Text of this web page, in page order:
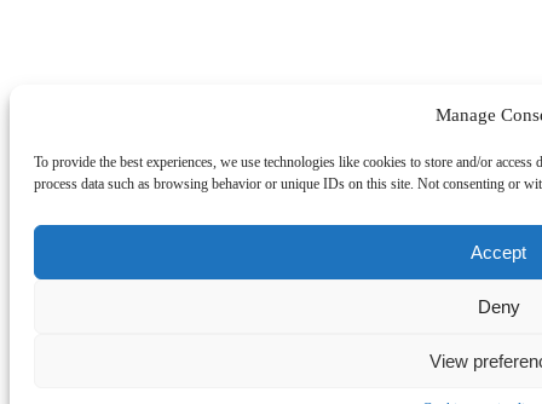
Manage
To provide the best experiences, we use technologies like cookies to store and/or
process data such as browsing behavior or unique IDs on this site. Not consenting or
Accept
Deny
View